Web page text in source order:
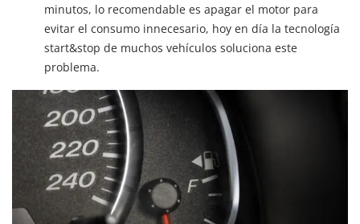
minutos, lo recomendable es apagar el motor para
evitar el consumo innecesario, hoy en día la tecnología
start&stop de muchos vehículos soluciona este
problema.